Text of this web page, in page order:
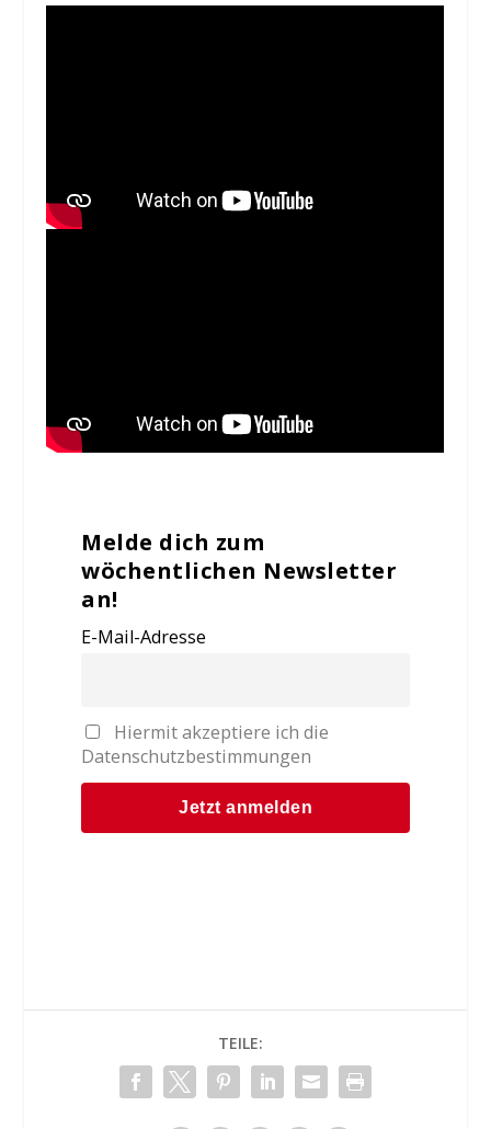
Melde dich zum
wöchentlichen Newsletter
an!
E-Mail-Adresse
Hiermit akzeptiere ich die
Datenschutzbestimmungen
TEILE: